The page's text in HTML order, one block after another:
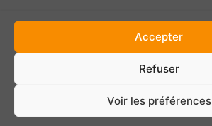
Accepter
Refuser
Voir les préférences
e
t
t
Partenaires : PressePlay.fr
Conditions générales